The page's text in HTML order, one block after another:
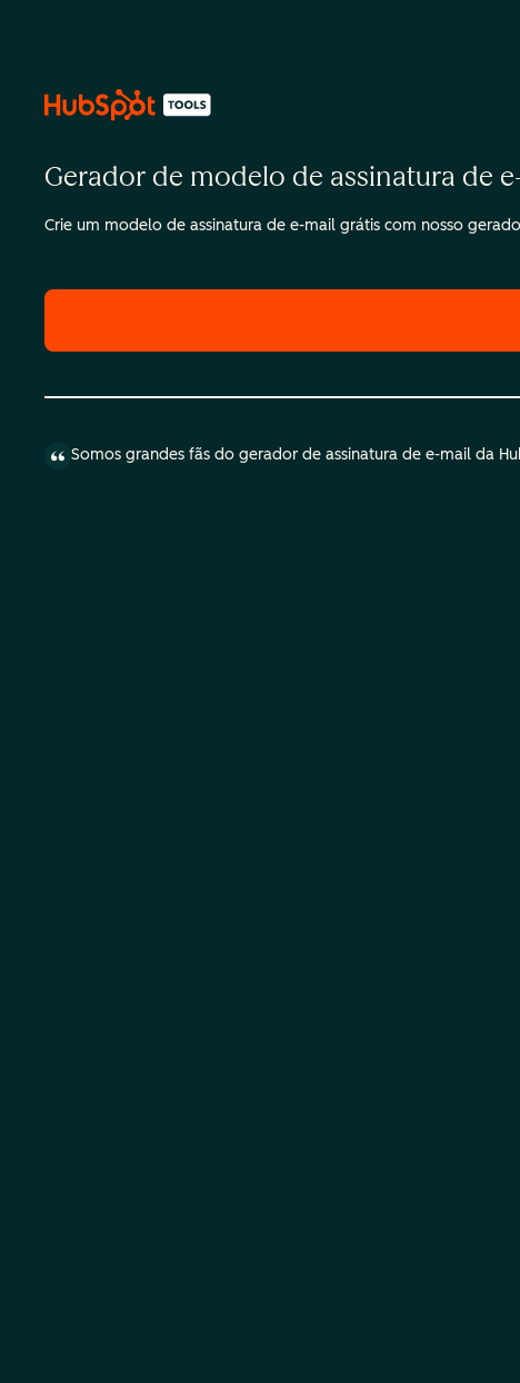
Gerador de modelo de assinatura de
Crie um modelo de assinatura de e-mail grátis com nosso
Somos grandes fãs do gerador de assinatura de e-mail da